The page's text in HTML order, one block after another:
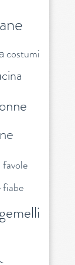
costumi
favole
fiabe
gemelli